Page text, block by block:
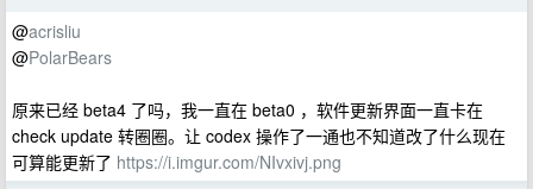
@acrisliu
@PolarBears
原来已经 beta4 了吗，我一直在 beta0 ，软件更新界面一直卡在
check update 转圈圈。让 codex 操作了一通也不知道改了什么现在
可算能更新了 https://i.imgur.com/NIvxivj.png